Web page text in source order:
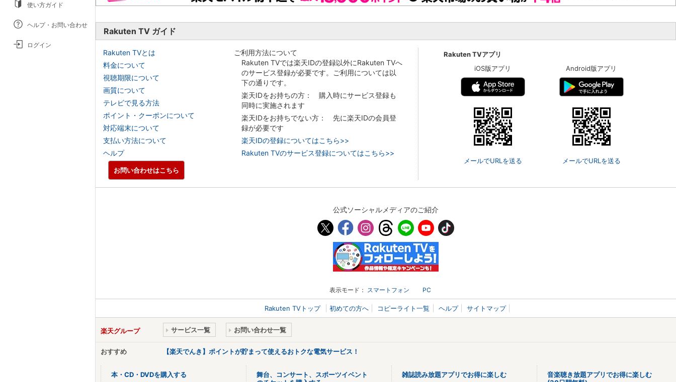
使い方ガイド
ヘルプ・お問い合わせ
ログイン
Rakuten TV ガイド
Rakuten TVとは
料金について
視聴期限について
画質について
テレビで見る方法
ポイント・クーポンについて
対応端末について
支払い方法について
ヘルプ
ご利用方法について
Rakuten TVでは楽天IDの登録以外にRakuten TVへ
のサービス登録が必要です。ご利用については以
下の通りです。
楽天IDをお持ちの方： 購入時にサービス登録も
同時に実施されます
楽天IDをお持ちでない方： 先に楽天IDの会員登
録が必要です
楽天IDの登録についてはこちら>>
Rakuten TVのサービス登録についてはこちら>>
Rakuten TVアプリ
iOS版アプリ
メールでURLを送る
Android版アプリ
メールでURLを送る
お問い合わせはこちら
公式ソーシャルメディアのご紹介
表示モード： スマートフォン PC
Rakuten TVトップ 初めての方へ コピーライト一覧 ヘルプ サイトマップ
楽天グループ サービス一覧 お問い合わせ一覧
おすすめ 【楽天でんき】ポイントが貯まって使えるおトクな電気サービス！
本・CD・DVDを購入する
舞台、コンサート、スポーツイベント
雑誌読み放題アプリでお得に楽しむ
音楽聴き放題アプリでお得に楽しむ